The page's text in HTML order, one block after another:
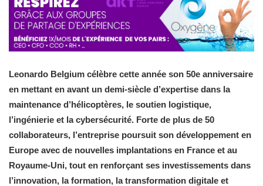
Leonardo Belgium célèbre cette année son 50e anniversaire
en mettant en avant un demi-siècle d’expertise dans la
maintenance d’hélicoptères, le soutien logistique,
l’ingénierie et la cybersécurité. Forte de plus de 50
collaborateurs, l’entreprise poursuit son développement en
Europe avec de nouvelles implantations en France et au
Royaume-Uni, tout en renforçant ses investissements dans
l’innovation, la formation, la transformation digitale et